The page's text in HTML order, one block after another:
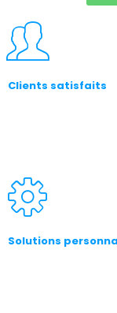
Clients satisfaits
Solutions